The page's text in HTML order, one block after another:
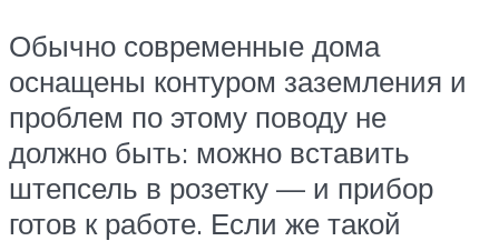
Обычно современные дома
оснащены контуром заземления и
проблем по этому поводу не
должно быть: можно вставить
штепсель в розетку — и прибор
готов к работе. Если же такой